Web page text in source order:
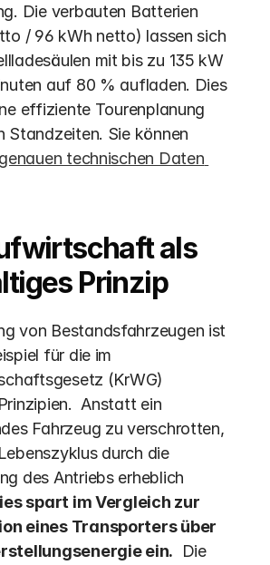
Die verbauten Batterien
/ 96 kWh netto) lassen sich
mit bis zu 135 kW
auf 80 % aufladen. Dies
effiziente Tourenplanung
Standzeiten. Sie können
technischen Daten
als
Prinzip
von Bestandsfahrzeugen ist
für die im
(KrWG)
Anstatt ein
Fahrzeug zu verschrotten,
durch die
des Antriebs erheblich
spart im Vergleich zur
eines Transporters über
ein.
  Die